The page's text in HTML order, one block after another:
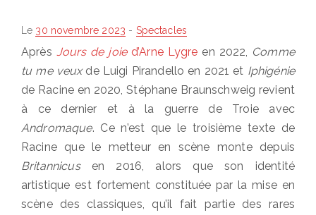
Le Posted
on
30 novembre 2023 - Spectacles
Après Jours de joied’Arne Lygre en 2022, Comme
tu me veuxde Luigi Pirandello en 2021 et Iphigénie
de Racine en 2020, Stéphane Braunschweig revient
à ce dernier et à la guerre de Troie avec
Andromaque. Ce n’est que le troisième texte de
Racine que le metteur en scène monte depuis
Britannicusen 2016, alors que son identité
artistique est fortement constituée par la mise en
scène des classiques, qu’il fait partie des rares